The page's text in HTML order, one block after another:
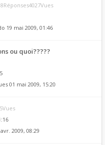
19 mai 2009, 01:46
ou quoi?????
01 mai 2009, 15:20
2009, 08:29